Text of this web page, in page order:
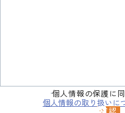
個人情報の保護に同
個人情報の取り扱いに